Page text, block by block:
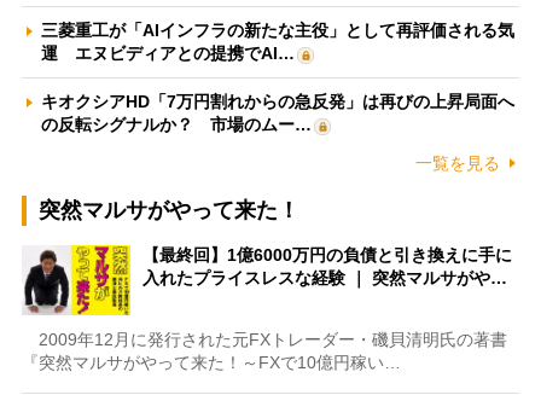
三菱重工が「AIインフラの新たな主役」として再評価される気
運 エヌビディアとの提携でAI…
キオクシアHD「7万円割れからの急反発」は再びの上昇局面へ
の反転シグナルか？ 市場のムー…
一覧を見る
突然マルサがやって来た！
【最終回】1億6000万円の負債と引き換えに手に
入れたプライスレスな経験 ｜ 突然マルサがや…
2009年12月に発行された元FXトレーダー・磯貝清明氏の著書
『突然マルサがやって来た！～FXで10億円稼い…